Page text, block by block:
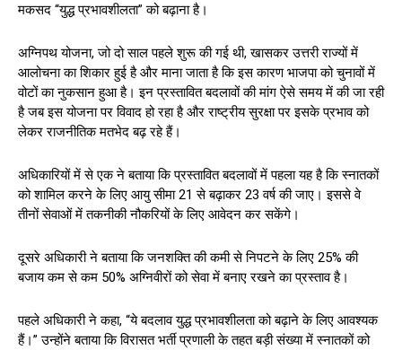
मकसद “युद्ध प्रभावशीलता” को बढ़ाना है।
अग्निपथ योजना, जो दो साल पहले शुरू की गई थी, खासकर उत्तरी राज्यों में
आलोचना का शिकार हुई है और माना जाता है कि इस कारण भाजपा को चुनावों में
वोटों का नुकसान हुआ है। इन प्रस्तावित बदलावों की मांग ऐसे समय में की जा रही
है जब इस योजना पर विवाद हो रहा है और राष्ट्रीय सुरक्षा पर इसके प्रभाव को
लेकर राजनीतिक मतभेद बढ़ रहे हैं।
अधिकारियों में से एक ने बताया कि प्रस्तावित बदलावों में पहला यह है कि स्नातकों
को शामिल करने के लिए आयु सीमा 21 से बढ़ाकर 23 वर्ष की जाए। इससे वे
तीनों सेवाओं में तकनीकी नौकरियों के लिए आवेदन कर सकेंगे।
दूसरे अधिकारी ने बताया कि जनशक्ति की कमी से निपटने के लिए 25% की
बजाय कम से कम 50% अग्निवीरों को सेवा में बनाए रखने का प्रस्ताव है।
पहले अधिकारी ने कहा, “ये बदलाव युद्ध प्रभावशीलता को बढ़ाने के लिए आवश्यक
हैं।” उन्होंने बताया कि विरासत भर्ती प्रणाली के तहत बड़ी संख्या में स्नातकों को